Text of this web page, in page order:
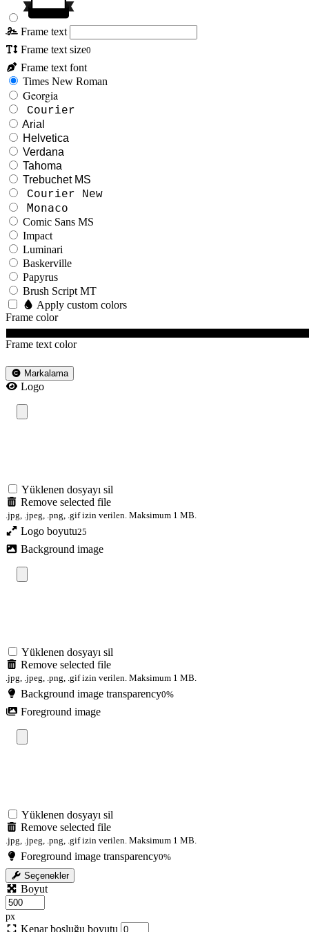
Frame text
Frame text size0
Frame text font
Times New Roman
Georgia
Courier
Arial
Helvetica
Verdana
Tahoma
Trebuchet MS
Courier New
Monaco
Comic Sans MS
Impact
Luminari
Baskerville
Papyrus
Brush Script MT
Apply custom colors
Frame color
Frame text color
Markalama
Logo
Yüklenen dosyayı sil
Remove selected file
.jpg, .jpeg, .png, .gif izin verilen. Maksimum 1 MB.
Logo boyutu25
Background image
Yüklenen dosyayı sil
Remove selected file
.jpg, .jpeg, .png, .gif izin verilen. Maksimum 1 MB.
Background image transparency0%
Foreground image
Yüklenen dosyayı sil
Remove selected file
.jpg, .jpeg, .png, .gif izin verilen. Maksimum 1 MB.
Foreground image transparency0%
Seçenekler
Boyut
px
Kenar boşluğu boyutu